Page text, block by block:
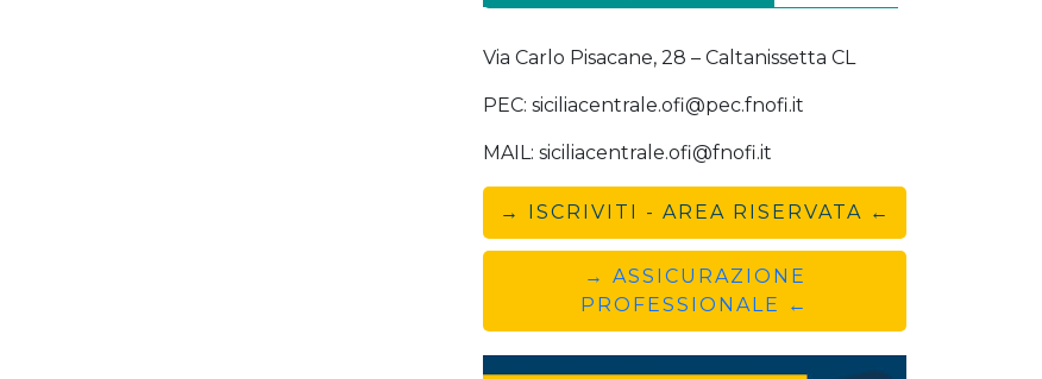
Via Carlo Pisacane, 28 – Caltanissetta CL
PEC: siciliacentrale.ofi@pec.fnofi.it
MAIL: siciliacentrale.ofi@fnofi.it
→ ISCRIVITI - AREA RISERVATA ←
→ ASSICURAZIONE
PROFESSIONALE ←